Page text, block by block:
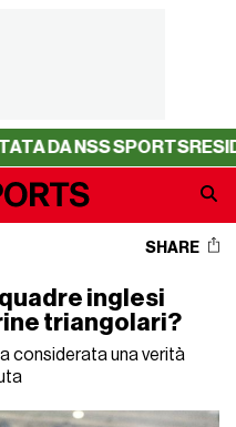
NSS SPORTSRESIDENCY
SHARE
inglesi
triangolari?
considerata una verità